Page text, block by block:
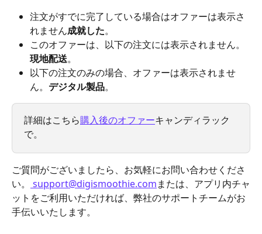
注文がすでに完了している場合はオファーは表示さ
れません成就した。
このオファーは、以下の注文には表示されません。
現地配送。
以下の注文のみの場合、オファーは表示されませ
ん。 デジタル製品。
詳細はこちら購入後のオファーキャンディラック
で。
ご質問がございましたら、お気軽にお問い合わせくださ
い。
support@digismoothie.comまたは、アプリ内チャ
ットをご利用いただければ、弊社のサポートチームがお
手伝いいたします。